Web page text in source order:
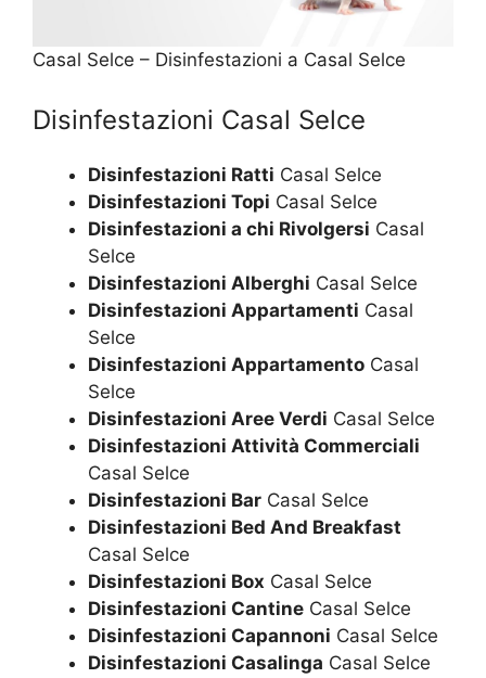
Casal Selce – Disinfestazioni a Casal Selce
Disinfestazioni Casal Selce
Disinfestazioni Ratti Casal Selce
Disinfestazioni Topi Casal Selce
Disinfestazioni a chi Rivolgersi Casal
Selce
Disinfestazioni Alberghi Casal Selce
Disinfestazioni Appartamenti Casal
Selce
Disinfestazioni Appartamento Casal
Selce
Disinfestazioni Aree Verdi Casal Selce
Disinfestazioni Attività Commerciali
Casal Selce
Disinfestazioni Bar Casal Selce
Disinfestazioni Bed And Breakfast
Casal Selce
Disinfestazioni Box Casal Selce
Disinfestazioni Cantine Casal Selce
Disinfestazioni Capannoni Casal Selce
Disinfestazioni Casalinga Casal Selce